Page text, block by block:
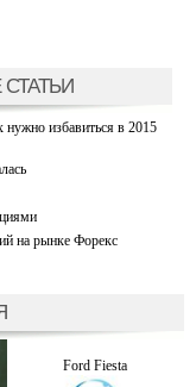
избавиться в 2015
на рынке Форекс
Ford Fiesta